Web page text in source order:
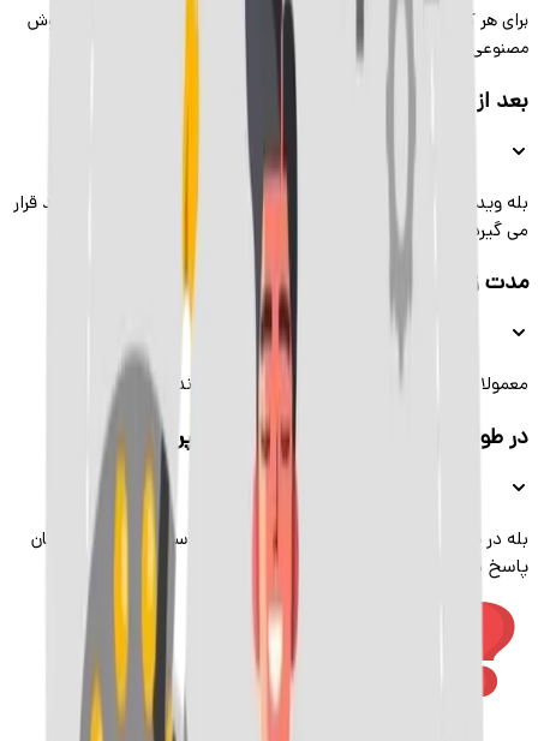
برای هر کسی که به آینده تکنولوژی، تصمیم‌گیری خودکار، نوآوری در هوش
مصنوعی یا تحولات بزرگ بازار کار و صنعت فکر می‌کنه.
بعد از وبینار به فیلمش دسترسی دارم؟
بله ویدیو وبینار بعد از آن در اختیار همه افرادی که در آن حاضر بودند قرار
می گیرد.
مدت زمان برگزاری وبینار چقدره؟
معمولا وبینار ها بین 1:30 تا 2 ساعت زمان می‌برند.
در طول وبینار می تونیم سوالاتمون رو بپرسیم؟
بله در پایان و بعد از ارائه مطالب توسط اساتید، سوالات شرکت‌کنندگان
پاسخ داده می‌شود.